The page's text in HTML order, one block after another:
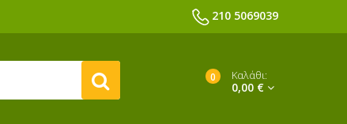
210 5069039
0 Καλάθι:
0,00 €